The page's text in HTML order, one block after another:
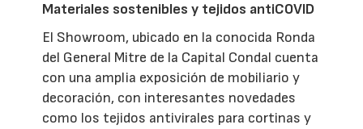
Materiales sostenibles y tejidos antiCOVID
El Showroom, ubicado en la conocida Ronda
del General Mitre de la Capital Condal cuenta
con una amplia exposición de mobiliario y
decoración, con interesantes novedades
como los tejidos antivirales para cortinas y